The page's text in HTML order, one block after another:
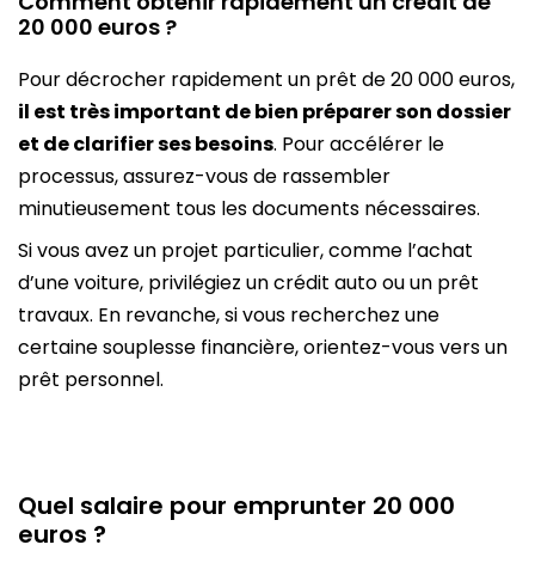
20 000 euros ?
Pour décrocher rapidement un prêt de 20 000 euros,
il est très important de bien préparer son dossier
et de clarifier ses besoins. Pour accélérer le
processus, assurez-vous de rassembler
minutieusement tous les documents nécessaires.
Si vous avez un projet particulier, comme l’achat
d’une voiture, privilégiez un crédit auto ou un prêt
travaux. En revanche, si vous recherchez une
certaine souplesse financière, orientez-vous vers un
prêt personnel.
Quel salaire pour emprunter 20 000
euros ?